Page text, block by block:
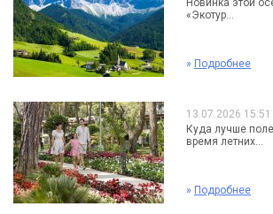
Новинка этой
«Экотур...
» Подробнее
13.07.2026 15:51
Куда лучше
время летних...
» Подробнее